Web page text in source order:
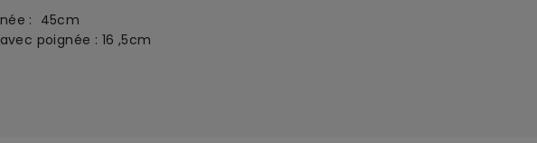
: 45cm
poignée : 16 ,5cm